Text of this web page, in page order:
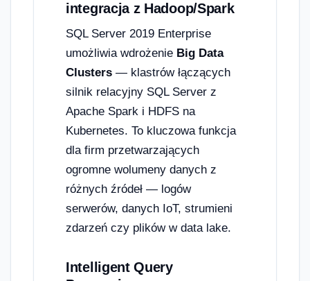
integracja z Hadoop/Spark
SQL Server 2019 Enterprise
umożliwia wdrożenie Big Data
Clusters — klastrów łączących
silnik relacyjny SQL Server z
Apache Spark i HDFS na
Kubernetes. To kluczowa funkcja
dla firm przetwarzających
ogromne wolumeny danych z
różnych źródeł — logów
serwerów, danych IoT, strumieni
zdarzeń czy plików w data lake.
Intelligent Query